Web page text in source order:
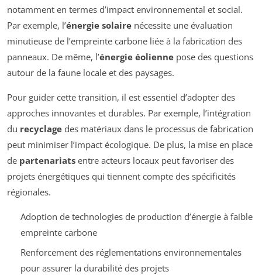
notamment en termes d’impact environnemental et social.
Par exemple, l’énergie solaire nécessite une évaluation
minutieuse de l’empreinte carbone liée à la fabrication des
panneaux. De même, l’énergie éolienne pose des questions
autour de la faune locale et des paysages.
Pour guider cette transition, il est essentiel d’adopter des
approches innovantes et durables. Par exemple, l’intégration
du recyclage des matériaux dans le processus de fabrication
peut minimiser l’impact écologique. De plus, la mise en place
de partenariats entre acteurs locaux peut favoriser des
projets énergétiques qui tiennent compte des spécificités
régionales.
Adoption de technologies de production d’énergie à faible
empreinte carbone
Renforcement des réglementations environnementales
pour assurer la durabilité des projets